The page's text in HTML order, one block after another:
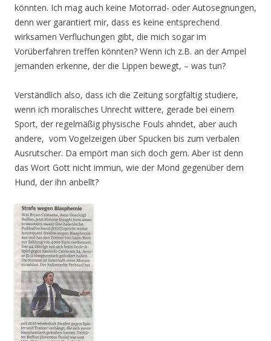
könnten. Ich mag auch keine Motorrad- oder Autosegnungen,
denn wer garantiert mir, dass es keine entsprechend
wirksamen Verfluchungen gibt, die mich sogar im
Vorüberfahren treffen könnten? Wenn ich z.B. an der Ampel
jemanden erkenne, der die Lippen bewegt, – was tun?
Verständlich also, dass ich die Zeitung sorgfältig studiere,
wenn ich moralisches Unrecht wittere, gerade bei einem
Sport, der regelmäßig physische Fouls ahndet, aber auch
andere, vom Vogelzeigen über Spucken bis zum verbalen
Ausrutscher. Da empört man sich doch gern. Aber ist denn
das Wort Gott nicht immun, wie der Mond gegenüber dem
Hund, der ihn anbellt?